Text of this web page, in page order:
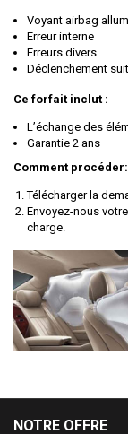
Voyant airbag
Erreur interne
Erreurs divers
Déclenchement
Ce forfait inclut :
L’échange des
Garantie 2 ans
Comment procéder:
Télécharger la
Envoyez-nous
charge.
NOTRE OFFRE